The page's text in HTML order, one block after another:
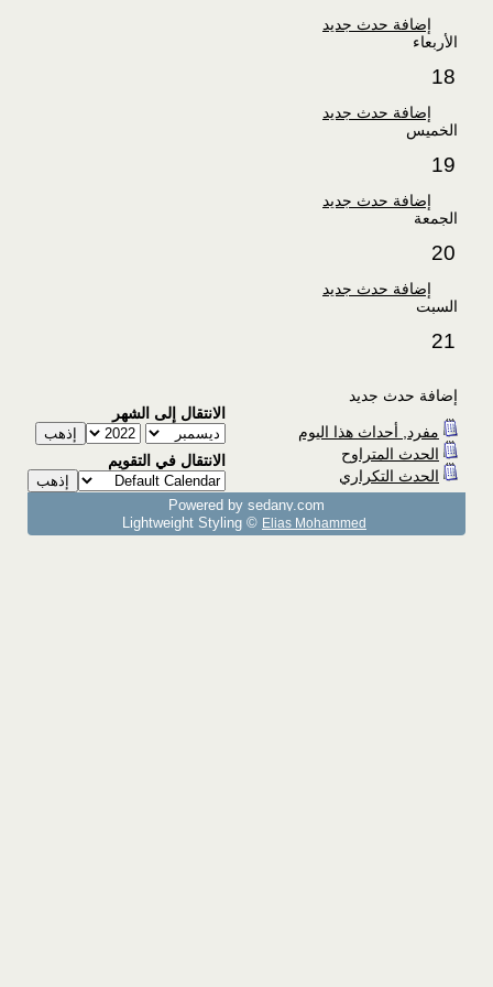
إضافة حدث جديد
الأربعاء
18
إضافة حدث جديد
الخميس
19
إضافة حدث جديد
الجمعة
20
إضافة حدث جديد
السبت
21
إضافة حدث جديد
مفرد, أحداث هذا اليوم
الحدث المتراوح
الحدث التكراري
الانتقال إلى الشهر
الانتقال في التقويم
Powered by sedany.com
Lightweight Styling © Elias Mohammed